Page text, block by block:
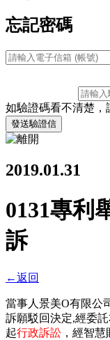
忘記密碼
如驗證碼看不清楚，
發送驗證信
2019.01.31
0131專利
訴
←返回
當事人景美O有限公
訴願駁回決定,經委
起行政訴訟 ，經智